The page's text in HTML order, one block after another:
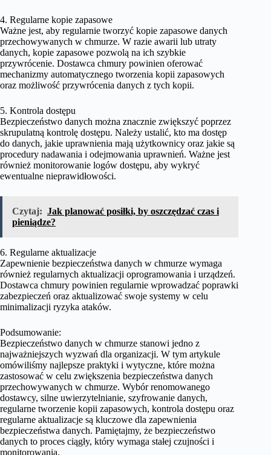
4. Regularne kopie zapasowe
Ważne jest, aby regularnie tworzyć kopie zapasowe danych
przechowywanych w chmurze. W razie awarii lub utraty
danych, kopie zapasowe pozwolą na ich szybkie
przywrócenie. Dostawca chmury powinien oferować
mechanizmy automatycznego tworzenia kopii zapasowych
oraz możliwość przywrócenia danych z tych kopii.
5. Kontrola dostępu
Bezpieczeństwo danych można znacznie zwiększyć poprzez
skrupulatną kontrolę dostępu. Należy ustalić, kto ma dostęp
do danych, jakie uprawnienia mają użytkownicy oraz jakie są
procedury nadawania i odejmowania uprawnień. Ważne jest
również monitorowanie logów dostępu, aby wykryć
ewentualne nieprawidłowości.
Czytaj: Jak planować posiłki, by oszczędzać czas i
pieniądze?
6. Regularne aktualizacje
Zapewnienie bezpieczeństwa danych w chmurze wymaga
również regularnych aktualizacji oprogramowania i urządzeń.
Dostawca chmury powinien regularnie wprowadzać poprawki
zabezpieczeń oraz aktualizować swoje systemy w celu
minimalizacji ryzyka ataków.
Podsumowanie:
Bezpieczeństwo danych w chmurze stanowi jedno z
najważniejszych wyzwań dla organizacji. W tym artykule
omówiliśmy najlepsze praktyki i wytyczne, które można
zastosować w celu zwiększenia bezpieczeństwa danych
przechowywanych w chmurze. Wybór renomowanego
dostawcy, silne uwierzytelnianie, szyfrowanie danych,
regularne tworzenie kopii zapasowych, kontrola dostępu oraz
regularne aktualizacje są kluczowe dla zapewnienia
bezpieczeństwa danych. Pamiętajmy, że bezpieczeństwo
danych to proces ciągły, który wymaga stałej czujności i
monitorowania.